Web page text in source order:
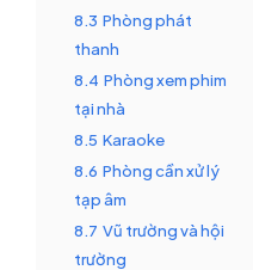
8.3 Phòng phát
thanh
8.4 Phòng xem phim
tại nhà
8.5 Karaoke
8.6 Phòng cần xử lý
tạp âm
8.7 Vũ trường và hội
trường